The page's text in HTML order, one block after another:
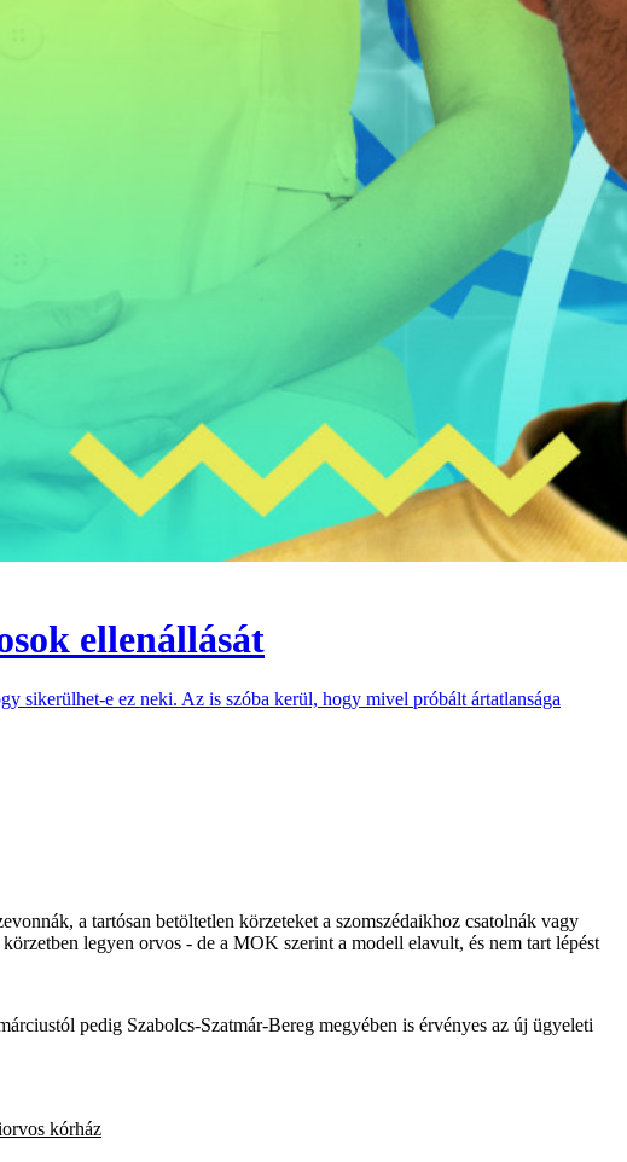
ellenállását
sikerülhet-e ez neki. Az is szóba kerül, hogy mivel próbált ártatlansága
a tartósan betöltetlen körzeteket a szomszédaikhoz csatolnák vagy
legyen orvos - de a MOK szerint a modell elavult, és nem tart lépést
pedig Szabolcs-Szatmár-Bereg megyében is érvényes az új ügyeleti
kórház